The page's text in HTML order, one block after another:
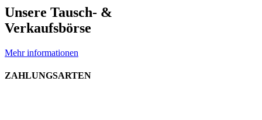
Unsere Tausch- &
Verkaufsbörse
Mehr informationen
ZAHLUNGSARTEN